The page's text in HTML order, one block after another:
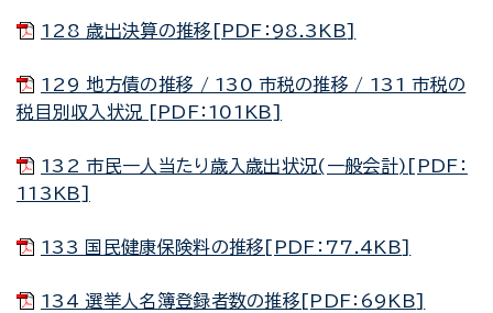
128 歳出決算の推移[PDF：98.3KB]
129 地方債の推移 / 130 市税の推移 / 131 市税の
税目別収入状況 [PDF：101KB]
132 市民一人当たり歳入歳出状況(一般会計)[PDF：
113KB]
133 国民健康保険料の推移[PDF：77.4KB]
134 選挙人名簿登録者数の推移[PDF：69KB]